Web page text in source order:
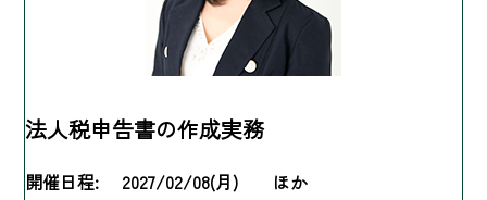
法人税申告書の作成実務
開催日程:
2027/02/08(月) ほか